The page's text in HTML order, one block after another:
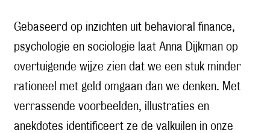
Gebaseerd op inzichten uit behavioral finance,
psychologie en sociologie laat Anna Dijkman op
overtuigende wijze zien dat we een stuk minder
rationeel met geld omgaan dan we denken. Met
verrassende voorbeelden, illustraties en
anekdotes identificeert ze de valkuilen in onze